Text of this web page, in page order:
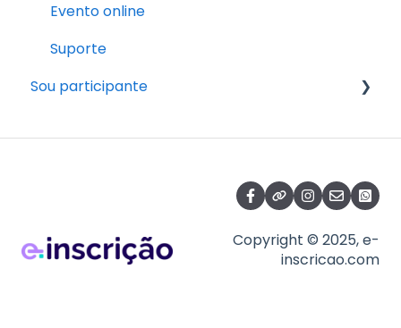
Evento online
Suporte
Sou participante
Copyright © 2025, e-
inscricao.com